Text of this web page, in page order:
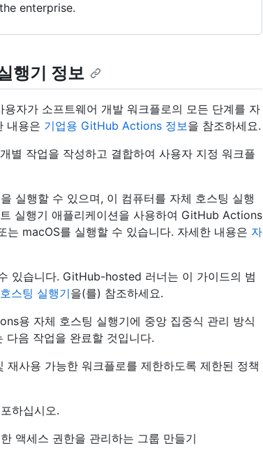
enterprise.
행기 정보
자가 소프트웨어 개발 워크플로의 모든 단계를 자
내용은 기업용 GitHub Actions 정보을 참조하세요.
별 작업을 작성하고 결합하여 사용자 지정 워크플
실행할 수 있으며, 이 컴퓨터를 자체 호스팅 실행
실행기 애플리케이션을 사용하여 GitHub Actions
macOS를 실행할 수 있습니다. 자세한 내용은 자
있습니다. GitHub-hosted 러너는 이 가이드의 범
스팅 실행기을(를) 참조하세요.
용 자체 호스팅 실행기에 중앙 집중식 관리 방식
다음 작업을 완료할 것입니다.
사용 가능한 워크플로를 제한하도록 제한된 정책
하십시오.
액세스 권한을 관리하는 그룹 만들기